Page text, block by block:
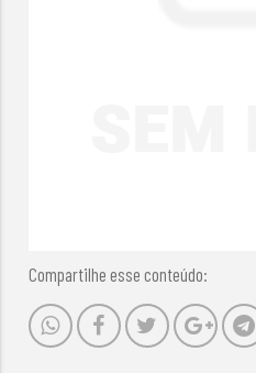
Compartilhe esse conteúdo: